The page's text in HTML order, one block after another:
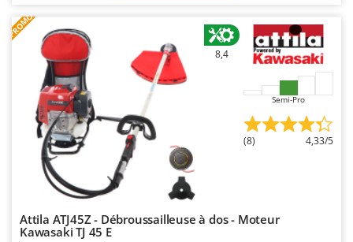
Trotec
Troy-Bilt
Udor
Unger
Verdemax
Volpi
PROMO
8,4
Semi-Pro
(8) 4,33/5
Attila ATJ45Z - Débroussailleuse à dos - Moteur
Kawasaki TJ 45 E